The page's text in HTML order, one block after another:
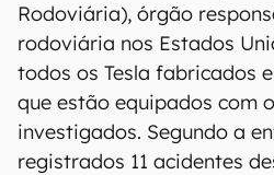
Rodoviária), órgão
rodoviária nos Estados
todos os Tesla fabricados
que estão equipados com
investigados. Segundo a
registrados 11 acidentes